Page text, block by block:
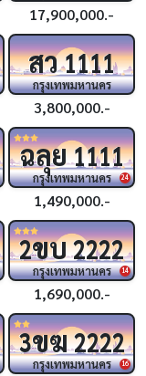
17,900,000.-
สว1111
กรุงเทพมหานคร
3,800,000.-
24
ฉลุย1111
กรุงเทพมหานคร
1,490,000.-
14
2ขบ2222
กรุงเทพมหานคร
1,690,000.-
16
3ขฆ2222
กรุงเทพมหานคร